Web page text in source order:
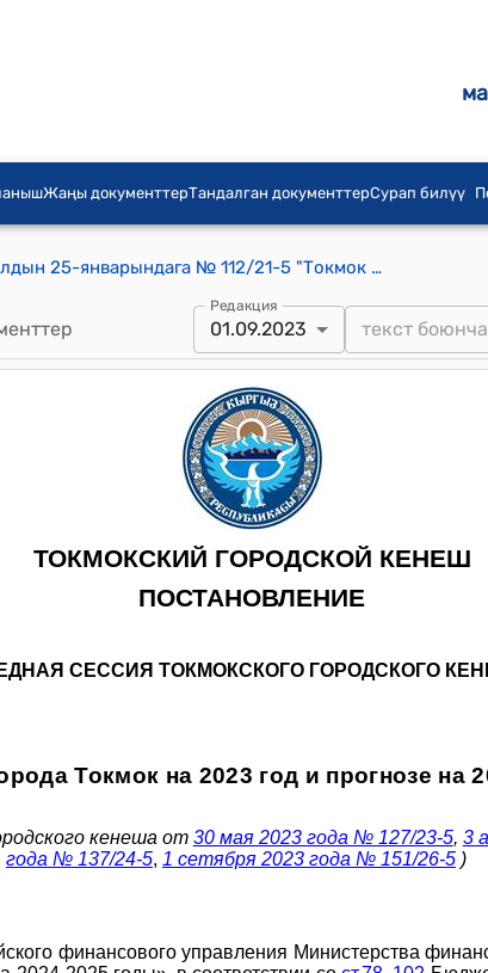
Жаңы документтерТандалган документтерСурап билүү
Токмок шаардык кеңешинин 2023-жылдын 25-январындага № 112/21-5 "Токмок шаарынын 2023-жылга бюджети жана 2024-2025-жылдарга болжолу жөнүндө" токтому
Редакция
01.09.2023